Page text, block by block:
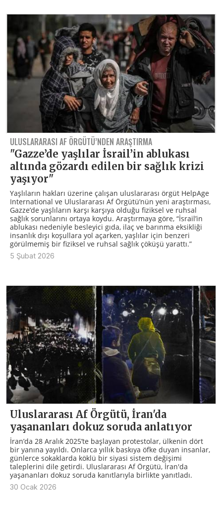
ULUSLARARASI AF ÖRGÜTÜ’NDEN ARAŞTIRMA
"Gazze’de yaşlılar İsrail’in ablukası
altında gözardı edilen bir sağlık krizi
yaşıyor"
Yaşlıların hakları üzerine çalışan uluslararası örgüt HelpAge
International ve Uluslararası Af Örgütü’nün yeni araştırması,
Gazze’de yaşlıların karşı karşıya olduğu fiziksel ve ruhsal
sağlık sorunlarını ortaya koydu. Araştırmaya göre, “İsrail’in
ablukası nedeniyle besleyici gıda, ilaç ve barınma eksikliği
insanlık dışı koşullara yol açarken, yaşlılar için benzeri
görülmemiş bir fiziksel ve ruhsal sağlık çöküşü yarattı.”
5 Şubat 2026
Uluslararası Af Örgütü, İran'da
yaşananları dokuz soruda anlatıyor
İran’da 28 Aralık 2025’te başlayan protestolar, ülkenin dört
bir yanına yayıldı. Onlarca yıllık baskıya öfke duyan insanlar,
günlerce sokaklarda köklü bir siyasi sistem değişimi
taleplerini dile getirdi. Uluslararası Af Örgütü, İran'da
yaşananları dokuz soruda kanıtlarıyla birlikte yanıtladı.
30 Ocak 2026